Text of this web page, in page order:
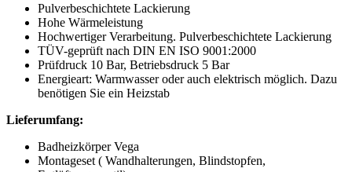
Pulverbeschichtete Lackierung
Hohe Wärmeleistung
Hochwertiger Verarbeitung. Pulverbeschichtete Lackierung
TÜV-geprüft nach DIN EN ISO 9001:2000
Prüfdruck 10 Bar, Betriebsdruck 5 Bar
Energieart: Warmwasser oder auch elektrisch möglich. Dazu
benötigen Sie ein Heizstab
Lieferumfang:
Badheizkörper Vega
Montageset ( Wandhalterungen, Blindstopfen,